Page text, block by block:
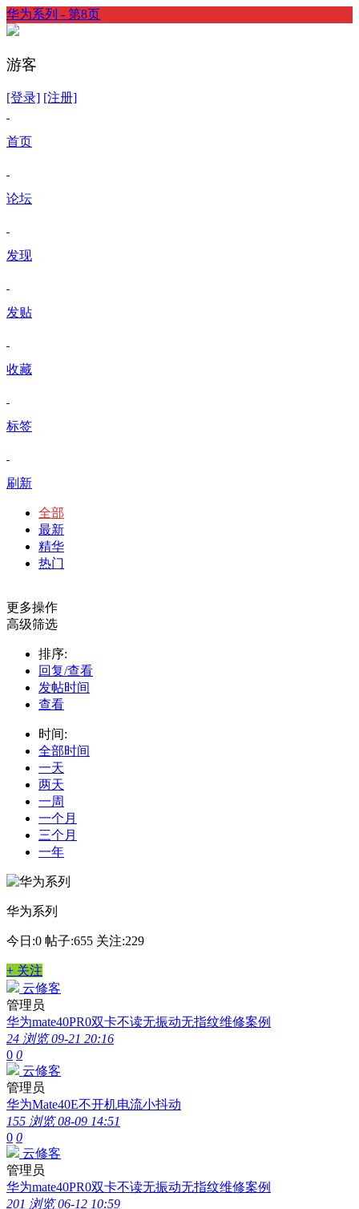
华为系列 - 第8页
游客
[登录] [注册]
首页
论坛
发现
发贴
收藏
标签
刷新
全部
最新
精华
热门
更多操作
高级筛选
排序:
回复/查看
发帖时间
查看
时间:
全部时间
一天
两天
一周
一个月
三个月
一年
华为系列
今日:0 帖子:655 关注:229
+ 关注
云修客
管理员
华为mate40PR0双卡不读无振动无指纹维修案例
24 浏览 09-21 20:16
0 0
云修客
管理员
华为Mate40E不开机电流小抖动
155 浏览 08-09 14:51
0 0
云修客
管理员
华为mate40PR0双卡不读无振动无指纹维修案例
201 浏览 06-12 10:59